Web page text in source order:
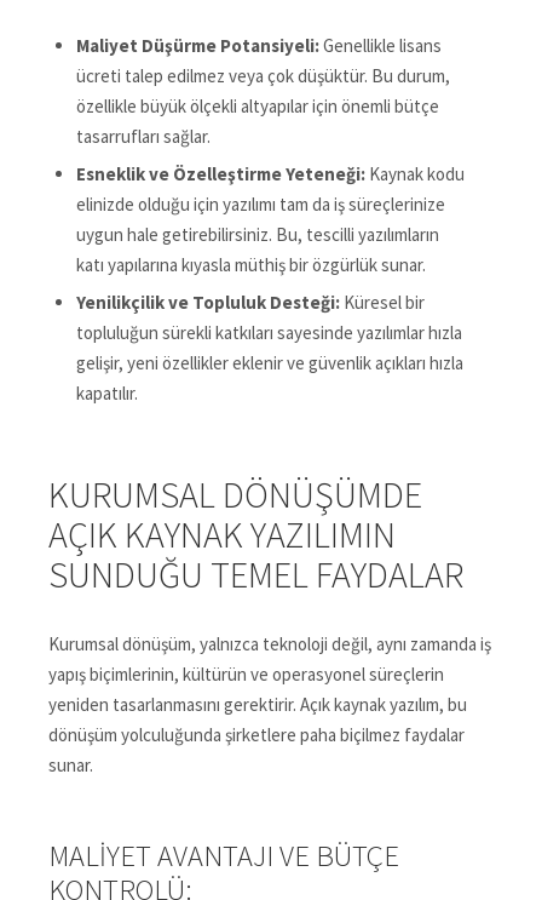
Maliyet Düşürme Potansiyeli:Genellikle lisans
ücreti talep edilmez veya çok düşüktür. Bu durum,
özellikle büyük ölçekli altyapılar için önemli bütçe
tasarrufları sağlar.
Esneklik ve Özelleştirme Yeteneği:Kaynak kodu
elinizde olduğu için yazılımı tam da iş süreçlerinize
uygun hale getirebilirsiniz. Bu, tescilli yazılımların
katı yapılarına kıyasla müthiş bir özgürlük sunar.
Yenilikçilik ve Topluluk Desteği:Küresel bir
topluluğun sürekli katkıları sayesinde yazılımlar hızla
gelişir, yeni özellikler eklenir ve güvenlik açıkları hızla
kapatılır.
KURUMSAL DÖNÜŞÜMDE
AÇIK KAYNAK YAZILIMIN
SUNDUĞU TEMEL FAYDALAR
Kurumsal dönüşüm, yalnızca teknoloji değil, aynı zamanda iş
yapış biçimlerinin, kültürün ve operasyonel süreçlerin
yeniden tasarlanmasını gerektirir. Açık kaynak yazılım, bu
dönüşüm yolculuğunda şirketlere paha biçilmez faydalar
sunar.
MALIYET AVANTAJI VE BÜTÇE
KONTROLÜ: